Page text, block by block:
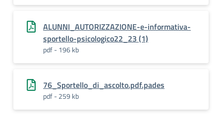
ALUNNI_AUTORIZZAZIONE-e-informativa-
sportello-psicologico22_23 (1)
pdf - 196 kb
76_Sportello_di_ascolto.pdf.pades
pdf - 259 kb